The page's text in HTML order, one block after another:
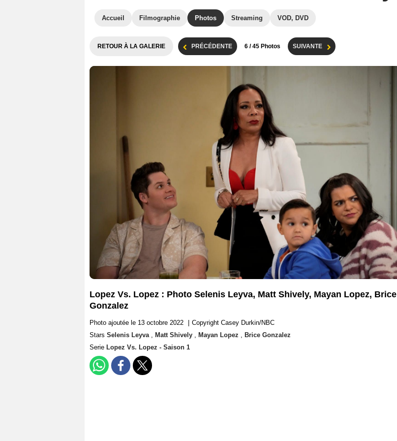
Accueil Filmographie Photos Streaming VOD, DVD
RETOUR À LA GALERIE PRÉCÉDENTE 6 / 45 Photos SUIVANTE
Lopez Vs. Lopez : Photo Selenis Leyva, Matt Shively, Mayan Lopez, Brice
Gonzalez
Photo ajoutée le 13 octobre 2022
Copyright Casey Durkin/NBC
Stars Selenis Leyva , Matt Shively , Mayan Lopez , Brice Gonzalez
Serie Lopez Vs. Lopez - Saison 1